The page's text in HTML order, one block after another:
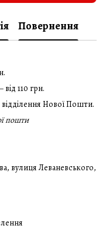
Повернення
110 грн.
відділення Нової Пошти.
пошти
вулиця Леваневського,